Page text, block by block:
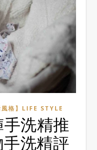
風格】LIFE STYLE
手洗精推
洗精評